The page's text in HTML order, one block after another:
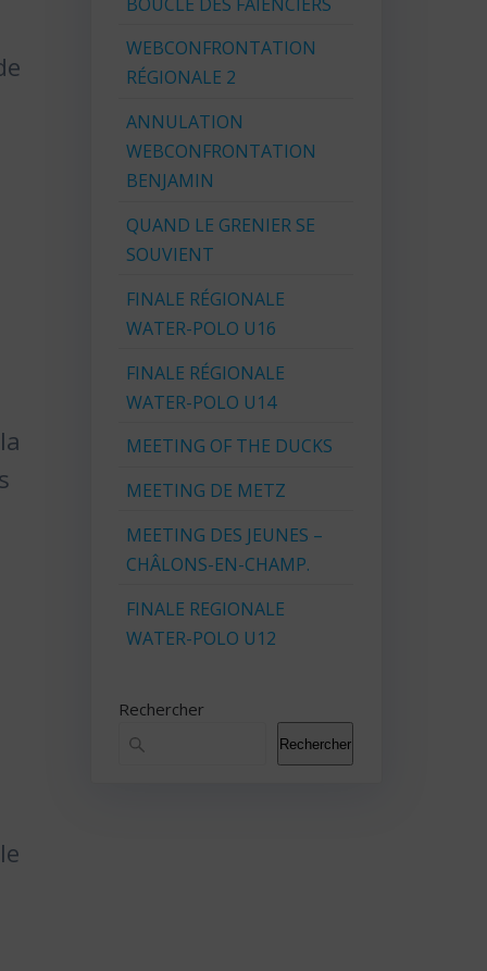
WEBCONFRONTATION
RÉGIONALE 2
ANNULATION
WEBCONFRONTATION
BENJAMIN
QUAND LE GRENIER SE
SOUVIENT
FINALE RÉGIONALE
WATER-POLO U16
FINALE RÉGIONALE
WATER-POLO U14
MEETING OF THE DUCKS
MEETING DE METZ
MEETING DES JEUNES –
CHÂLONS-EN-CHAMP.
FINALE REGIONALE
WATER-POLO U12
Rechercher
Rechercher